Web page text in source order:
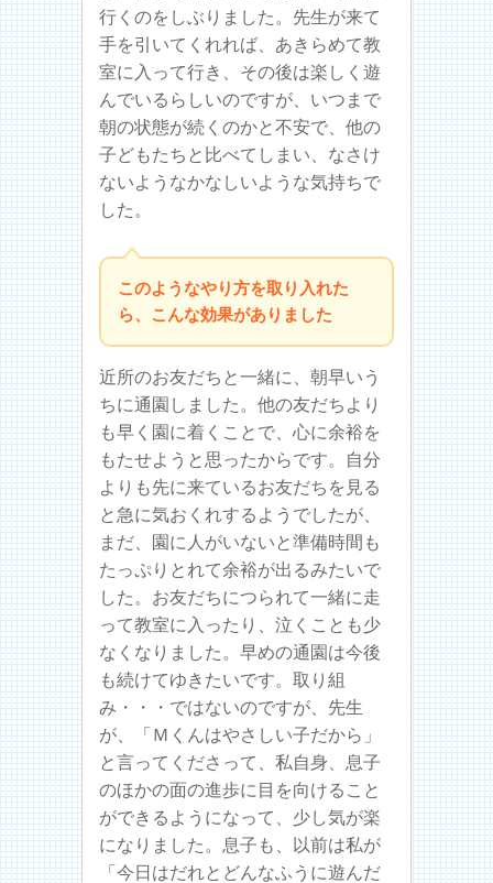
行くのをしぶりました。先生が来て
手を引いてくれれば、あきらめて教
室に入って行き、その後は楽しく遊
んでいるらしいのですが、いつまで
朝の状態が続くのかと不安で、他の
子どもたちと比べてしまい、なさけ
ないようなかなしいような気持ちで
した。
このようなやり方を取り入れた
ら、こんな効果がありました
近所のお友だちと一緒に、朝早いう
ちに通園しました。他の友だちより
も早く園に着くことで、心に余裕を
もたせようと思ったからです。自分
よりも先に来ているお友だちを見る
と急に気おくれするようでしたが、
まだ、園に人がいないと準備時間も
たっぷりとれて余裕が出るみたいで
した。お友だちにつられて一緒に走
って教室に入ったり、泣くことも少
なくなりました。早めの通園は今後
も続けてゆきたいです。取り組
み・・・ではないのですが、先生
が、「Ｍくんはやさしい子だから」
と言ってくださって、私自身、息子
のほかの面の進歩に目を向けること
ができるようになって、少し気が楽
になりました。息子も、以前は私が
「今日はだれとどんなふうに遊んだ